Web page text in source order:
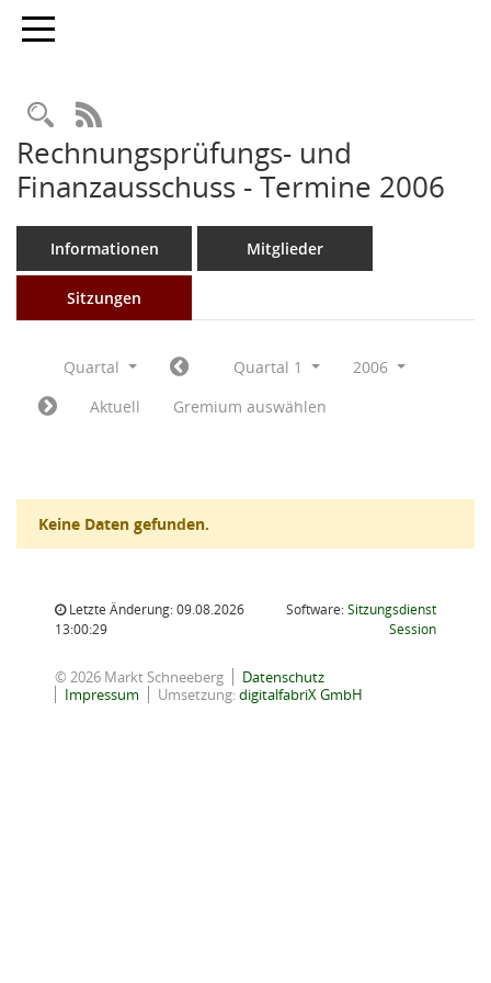
Toggle navigation
Rechercheauswahl
RSS-Feed
Rechnungsprüfungs- und
Finanzausschuss - Termine 2006
Informationen Mitglieder
Sitzungen
Quartal Quartal 1
2006
Aktuell
Gremium auswählen
Keine Daten gefunden.
Letzte Änderung: 09.08.2026
13:00:29
Software:Sitzungsdienst
Session(Wird in
© 2026 Markt Schneeberg
Datenschutz
Impressum
Umsetzung:digitalfabriX GmbH